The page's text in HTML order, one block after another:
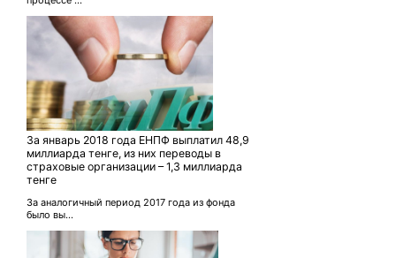
За январь 2018 года ЕНПФ выплатил 48,9
миллиарда тенге, из них переводы в
страховые организации – 1,3 миллиарда
тенге
За аналогичный период 2017 года из фонда
было вы...